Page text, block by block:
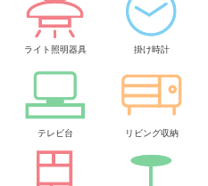
ライト照明器具 掛け時計
テレビ台 リビング収納